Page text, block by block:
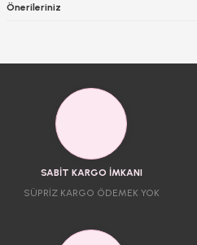
Önerileriniz
SABİT KARGO İMKANI
SÜPRİZ KARGO ÖDEMEK YOK